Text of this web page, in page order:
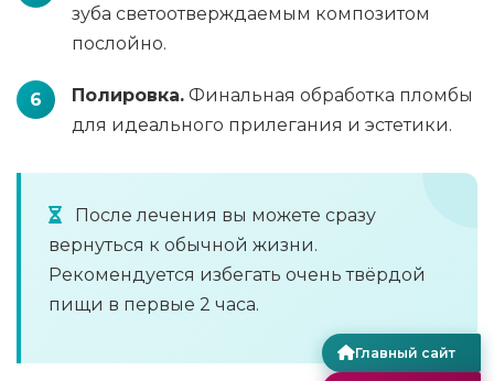
зуба светоотверждаемым композитом
послойно.
Полировка. Финальная обработка пломбы
для идеального прилегания и эстетики.
После лечения вы можете сразу
вернуться к обычной жизни.
Рекомендуется избегать очень твёрдой
пищи в первые 2 часа.
Главный сайт